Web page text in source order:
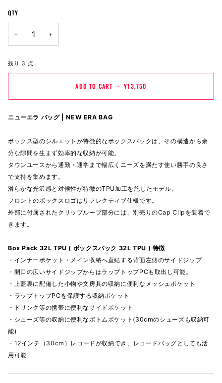
QTY
− +
残り3 点
ADD TO CART • ¥13,750
ニューエラ バッグ | NEW ERA BAG
ボックス型のシルエットが特徴的なボックスパックは、その構造から余
分な隙間を生まず効率的な収納が可能。
タウンユースから通勤・通学まで幅広くニーズを満たす使い勝手の良さ
で支持を集めます。
滑らかな光沢感と対候性が特徴のTPU加工を施したモデル。
フロントのボックスロゴはリフレクティブ仕様です。
外部に付属されたクリップループ部分には、別売りのCap Clipを装着で
きます。
Box Pack 32L TPU ( ボックスパック 32L TPU ) 特徴
・インナーポケット・メイン収納へ直結する背面左側のサイドジップ
・開口の広いサイドジップからはラップトップPCも取出し可能。
・上蓋裏に配備した小物や文房具の収納に便利なメッシュポケット
・ラップトップPCを保護する収納ポケット
・ドリンク等の携帯に便利なサイドポケット
・シューズ等の収納に便利なボトムポケット(30cmのシューズも収納可
能)
・12インチ（30cm）レコードが収納でき、レコードバッグとしても活
用可能